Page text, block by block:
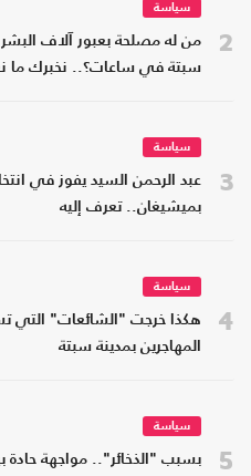
2
سياسة
من له مصلحة بعبور آلاف
سبتة في ساعات؟.. نخبرك ما
3
سياسة
عبد الرحمن السيد يفوز في
بميشيغان.. تعرف إليه
4
سياسة
هكذا خرجت "الشائعات" التي
المهاجرين بمدينة سبتة
5
سياسة
بسبب "الذخائر".. مواجهة حادة